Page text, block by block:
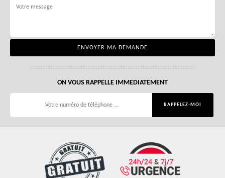
ON VOUS RAPPELLE IMMEDIATEMENT